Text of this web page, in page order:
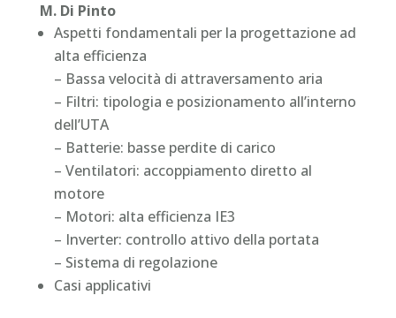
M. Di Pinto
Aspetti fondamentali per la progettazione ad
alta efficienza
– Bassa velocità di attraversamento aria
– Filtri: tipologia e posizionamento all’interno
dell’UTA
– Batterie: basse perdite di carico
– Ventilatori: accoppiamento diretto al
motore
– Motori: alta efficienza IE3
– Inverter: controllo attivo della portata
– Sistema di regolazione
Casi applicativi